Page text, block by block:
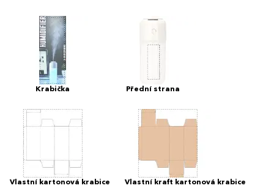
Krabička Přední strana
Vlastní kartonová krabice Vlastní kraft kartonová krabice